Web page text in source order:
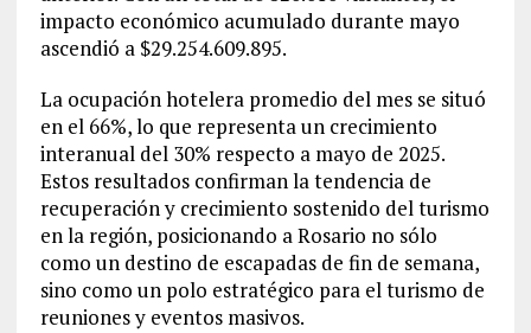
impacto económico acumulado durante mayo
ascendió a $29.254.609.895.
La ocupación hotelera promedio del mes se situó
en el 66%, lo que representa un crecimiento
interanual del 30% respecto a mayo de 2025.
Estos resultados confirman la tendencia de
recuperación y crecimiento sostenido del turismo
en la región, posicionando a Rosario no sólo
como un destino de escapadas de fin de semana,
sino como un polo estratégico para el turismo de
reuniones y eventos masivos.